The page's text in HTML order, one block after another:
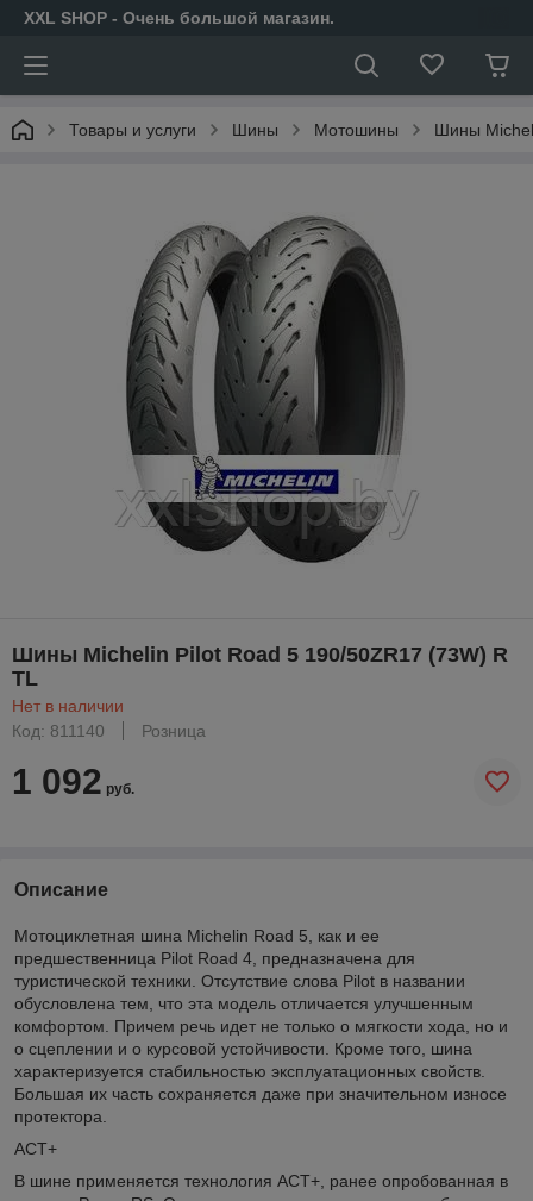
XXL SHOP - Очень большой магазин.
Товары и услуги Шины Мотошины Шины
Шины Michelin Pilot Road 5 190/50ZR17 (73W) R
TL
Нет в наличии
Код: 811140
Розница
1 092 руб.
Описание
Мотоциклетная шина Michelin Road 5, как и ее
предшественница Pilot Road 4, предназначена для
туристической техники. Отсутствие слова Pilot в названии
обусловлена тем, что эта модель отличается улучшенным
комфортом. Причем речь идет не только о мягкости хода, но и
о сцеплении и о курсовой устойчивости. Кроме того, шина
характеризуется стабильностью эксплуатационных свойств.
Большая их часть сохраняется даже при значительном износе
протектора.
ACT+
В шине применяется технология ACT+, ранее опробованная в